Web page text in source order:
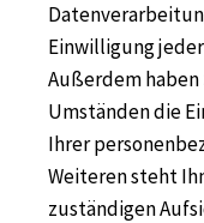
Einwilligung
Außerdem
Umständen die
Ihrer
Weiteren steht
zuständigen